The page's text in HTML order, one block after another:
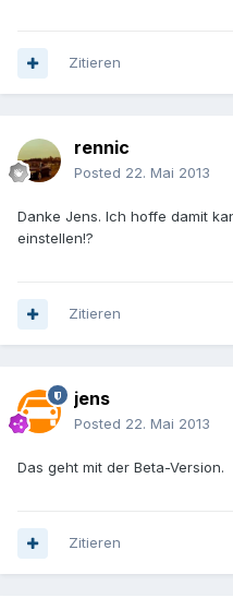
Zitieren
rennic
Posted 22. Mai 2013
Danke Jens. Ich hoffe damit
einstellen!?
Zitieren
jens
Posted 22. Mai 2013
Das geht mit der Beta-Version.
Zitieren